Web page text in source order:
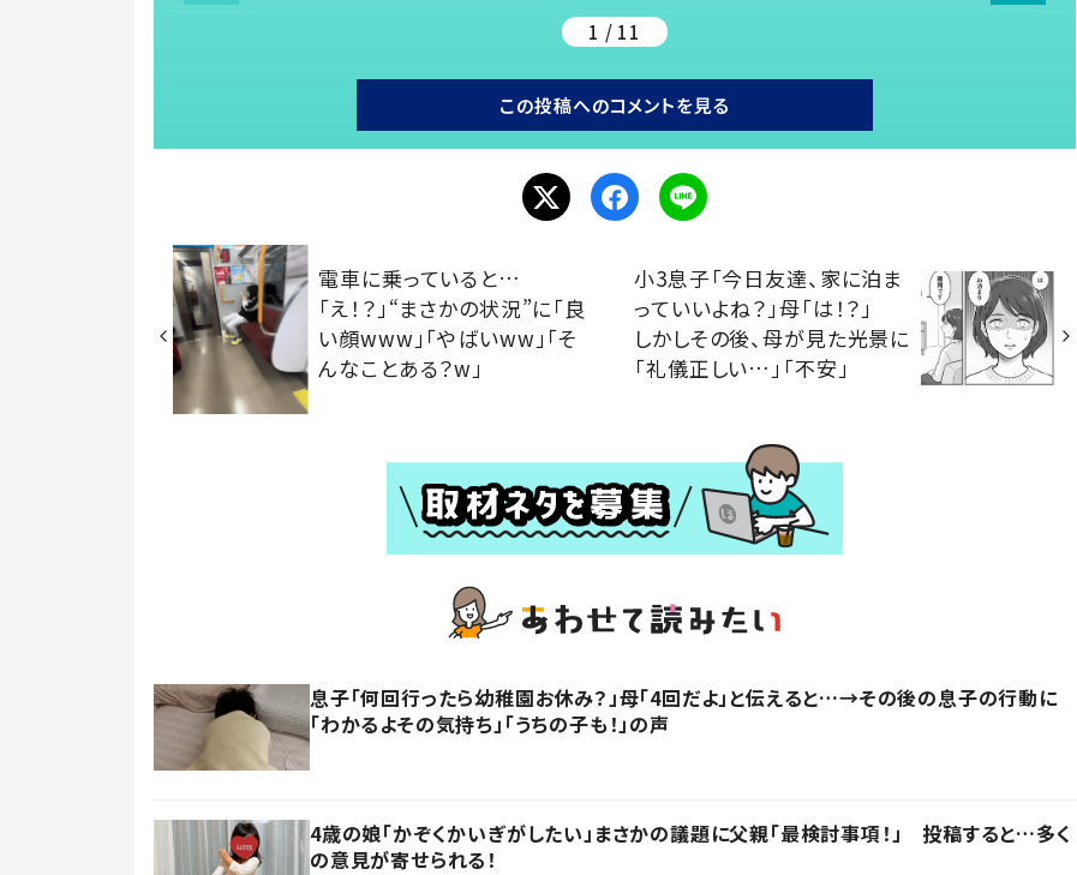
1 / 11
この投稿へのコメントを見る
電車に乗っていると…
「え！？」“まさかの状況”に「良
い顔www」「やばいww」「そ
んなことある？w」
小3息子「今日友達、家に泊ま
っていいよね？」母「は！？」
しかしその後、母が見た光景に
「礼儀正しい…」「不安」
息子「何回行ったら幼稚園お休み？」母「4回だよ」と伝えると…→その後の息子の行動に
「わかるよその気持ち」「うちの子も！」の声
4歳の娘「かぞくかいぎがしたい」まさかの議題に父親「最検討事項！」 投稿すると…多く
の意見が寄せられる！